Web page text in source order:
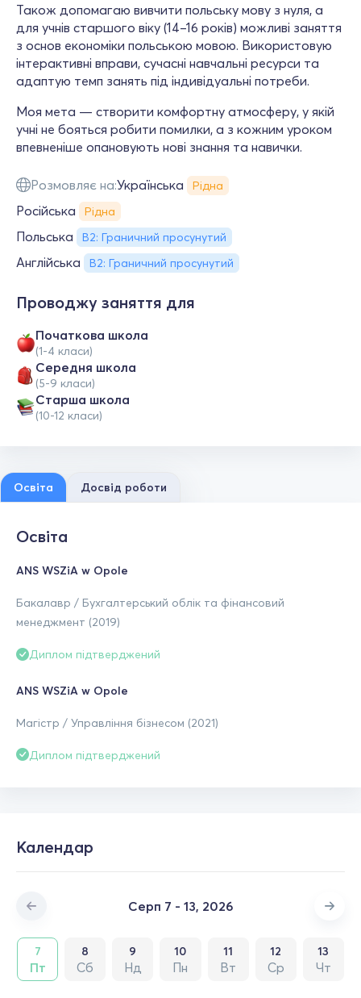
Також допомагаю вивчити польську мову з нуля, а
для учнів старшого віку (14–16 років) можливі заняття
з основ економіки польською мовою. Використовую
інтерактивні вправи, сучасні навчальні ресурси та
адаптую темп занять під індивідуальні потреби.
Моя мета — створити комфортну атмосферу, у якій
учні не бояться робити помилки, а з кожним уроком
впевненіше опановують нові знання та навички.
Розмовляє на:Українська Рідна
Російська Рідна
Польська B2: Граничний просунутий
Англійська B2: Граничний просунутий
Проводжу заняття для
Початкова школа
(1-4 класи)
Середня школа
(5-9 класи)
Старша школа
(10-12 класи)
Освіта Досвід роботи
Освіта
ANS WSZiA w Opole
Бакалавр / Бухгалтерський облік та фінансовий
менеджмент (2019)
Диплом підтверджений
ANS WSZiA w Opole
Магістр / Управління бізнесом (2021)
Диплом підтверджений
Календар
Серп 7 - 13, 2026
7
Пт
8
Сб
9
Нд
10
Пн
11
Вт
12
Ср
13
Чт